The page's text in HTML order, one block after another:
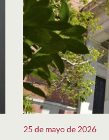
25 de mayo de 2026